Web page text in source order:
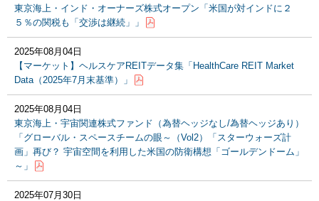
東京海上・インド・オーナーズ株式オープン「米国が対インドに２
５％の関税も「交渉は継続」」
2025年08月04日
【マーケット】ヘルスケアREITデータ集「HealthCare REIT Market
Data（2025年7月末基準）」
2025年08月04日
東京海上・宇宙関連株式ファンド（為替ヘッジなし/為替ヘッジあり）
「グローバル・スペースチームの眼～（Vol2）「スターウォーズ計
画」再び？ 宇宙空間を利用した米国の防衛構想「ゴールデンドーム」
～」
2025年07月30日